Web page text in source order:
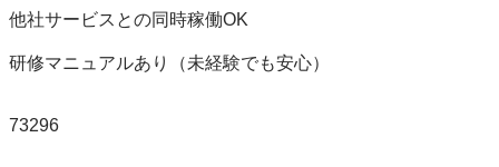
他社サービスとの同時稼働OK
研修マニュアルあり（未経験でも安心）
73296